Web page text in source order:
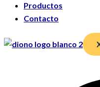
Productos
Contacto